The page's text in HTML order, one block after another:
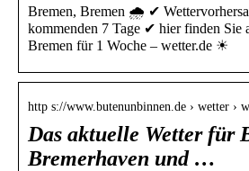
Bremen, Bremen 🌧️ ✔
kommenden 7 Tage ✔ hier finden Sie
Bremen für 1 Woche – wetter.de ☀
http s://www.butenunbinnen.de › wetter ›
Das aktuelle Wetter für
Bremerhaven und …